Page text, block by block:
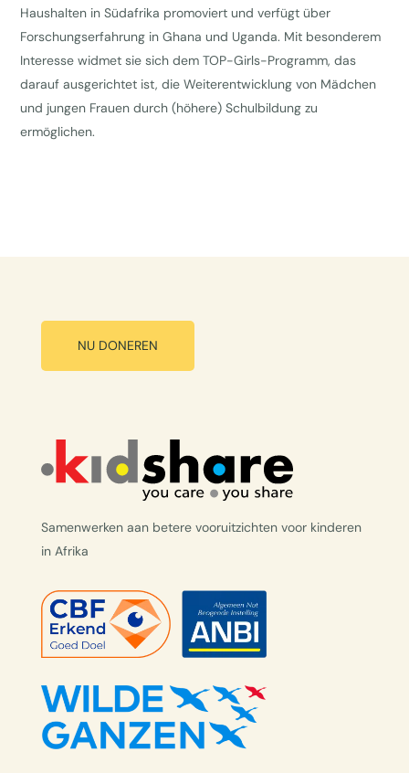
Haushalten in Südafrika promoviert und verfügt über
Forschungserfahrung in Ghana und Uganda. Mit besonderem
Interesse widmet sie sich dem TOP-Girls-Programm, das
darauf ausgerichtet ist, die Weiterentwicklung von Mädchen
und jungen Frauen durch (höhere) Schulbildung zu
ermöglichen.
NU DONEREN
Samenwerken aan betere vooruitzichten voor kinderen
in Afrika